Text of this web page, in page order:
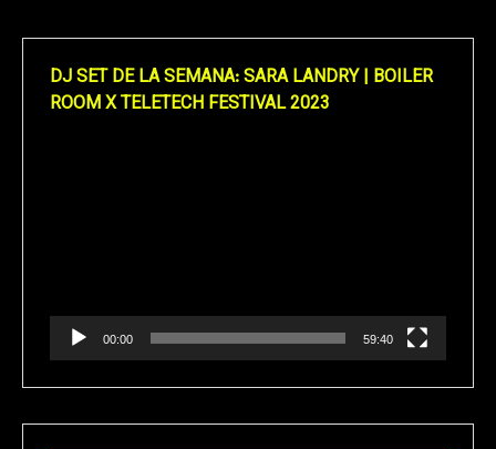
DJ SET DE LA SEMANA: SARA LANDRY | BOILER
ROOM X TELETECH FESTIVAL 2023
00:00 59:40